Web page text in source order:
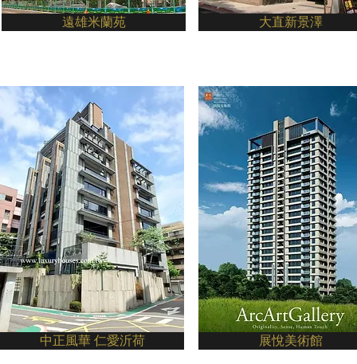
遠雄米蘭苑 大直新景澤
中正風華 仁愛沂荷 展悅美術館